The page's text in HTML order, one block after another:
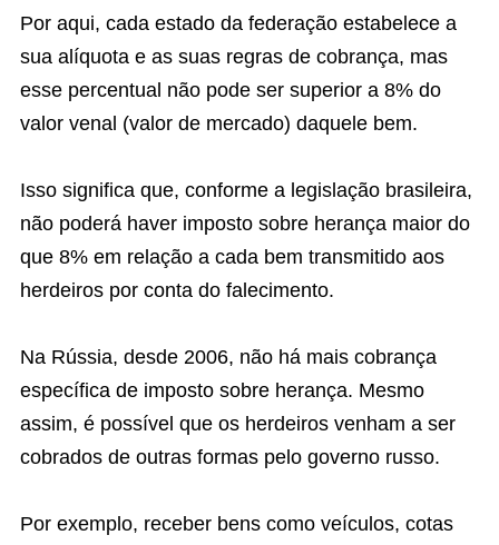
Por aqui, cada estado da federação estabelece a
sua alíquota e as suas regras de cobrança, mas
esse percentual não pode ser superior a 8% do
valor venal (valor de mercado) daquele bem.
Isso significa que, conforme a legislação brasileira,
não poderá haver imposto sobre herança maior do
que 8% em relação a cada bem transmitido aos
herdeiros por conta do falecimento.
Na Rússia, desde 2006, não há mais cobrança
específica de imposto sobre herança. Mesmo
assim, é possível que os herdeiros venham a ser
cobrados de outras formas pelo governo russo.
Por exemplo, receber bens como veículos, cotas